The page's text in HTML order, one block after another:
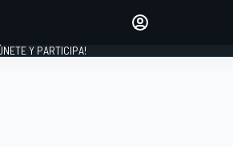
Y PARTICIPA!